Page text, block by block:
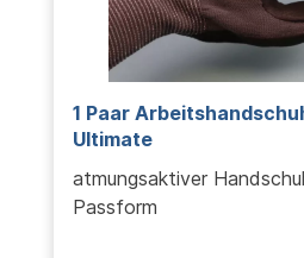
1 Paar
Ultimate
atmungsaktiver
Passform